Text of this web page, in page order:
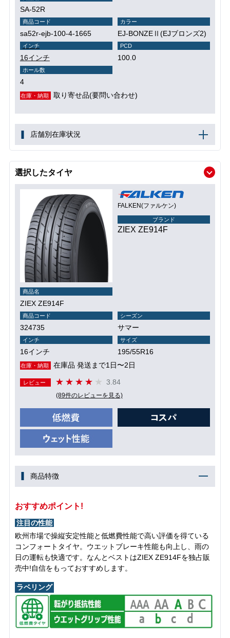
SA-52R
商品コード
sa52r-ejb-100-4-1665
カラー
EJ-BONZEⅡ(EJブロンズ2)
インチ
16インチ
PCD
100.0
ホール数
4
在庫・納期 取り寄せ品(要問い合わせ)
店舗別在庫状況
選択したタイヤ
FALKEN(ファルケン)
ブランド
ZIEX ZE914F
商品名
ZIEX ZE914F
商品コード
324735
シーズン
サマー
インチ
16インチ
サイズ
195/55R16
在庫・納期 在庫品 発送まで1日〜2日
レビュー 3.84
(89件のレビューを見る)
商品特徴
おすすめポイント!
注目の性能
欧州市場で操縦安定性能と低燃費性能で高い評価を得ている
コンフォートタイヤ。ウエットブレーキ性能も向上し、雨の
日の運転も快適です。なんとベストはZIEX ZE914Fを独占販
売中!自信をもっておすすめします。
ラベリング